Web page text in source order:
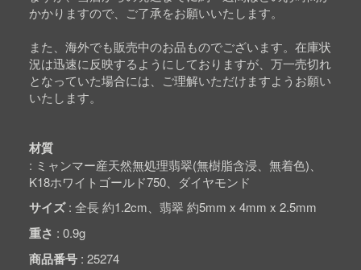
かかりますので、ご了承をお願いいたします。
また、海外でも販売中のお品ものでございます。在庫状
況は迅速に反映するようにしておりますが、万一売切れ
となっていた場合には、ご理解いただけますようお願い
いたします。
材質
ミャンマー産天然無処理翡翠(無樹脂含浸、無着色)、
K18ホワイトゴールド750、ダイヤモンド
サイズ 全長 約1.2cm、翡翠 約5mm x 4mm x 2.5mm
重さ 0.9g
商品番号 25274